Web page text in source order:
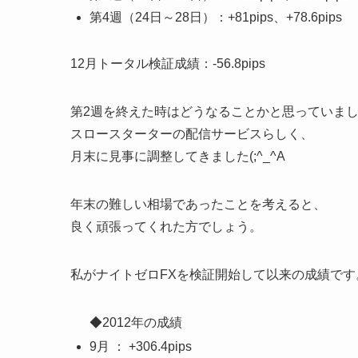
第4週（24日～28日）：+81pips、+78.6pips
12月トータル検証成績：-56.8pips
第2週を終えた時はどうなることかと思っていまし
スロースターターの配信サービスらしく、
月末に見事に調整してきました(;^_^A
年末の難しい相場であったことを考えると、
良く頑張ってくれた方でしょう。
私がナイトゼロFXを検証開始して以来の成績です
◆2012年の成績
9月 ： +306.4pips